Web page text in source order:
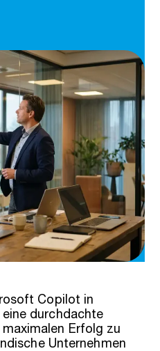
Copilot in
durchdachte
Erfolg zu
Unternehmen